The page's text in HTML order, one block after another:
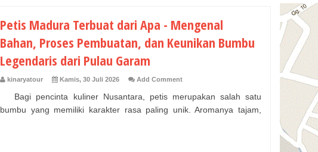
Petis Madura Terbuat dari Apa - Mengenal
Bahan, Proses Pembuatan, dan Keunikan Bumbu
Legendaris dari Pulau Garam
kinaryatour Kamis, 30 Juli 2026 Add Comment
Bagi pencinta kuliner Nusantara, petis merupakan salah satu
bumbu yang memiliki karakter rasa paling unik. Aromanya tajam,